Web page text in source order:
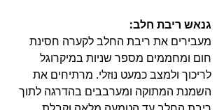
גנאש ריבת חלב:
מעבירים את ריבת החלב לקערה חסינת
חום ומחממים מספר שניות במיקרוגל
לריכוך ולמצב כמעט נוזלי. מרתיחים את
השמנת המתוקה ומערבבים בהדרגה לתוך